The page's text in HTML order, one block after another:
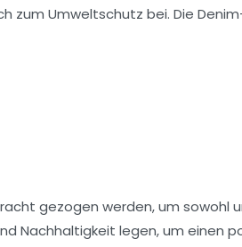
zum Umweltschutz bei. Die
gezogen werden, um sowohl
Nachhaltigkeit legen, um einen